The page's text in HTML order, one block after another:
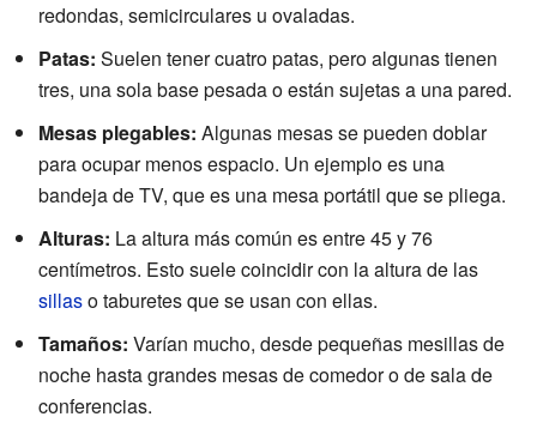
redondas, semicirculares u ovaladas.
Patas: Suelen tener cuatro patas, pero algunas tienen
tres, una sola base pesada o están sujetas a una pared.
Mesas plegables: Algunas mesas se pueden doblar
para ocupar menos espacio. Un ejemplo es una
bandeja de TV, que es una mesa portátil que se pliega.
Alturas: La altura más común es entre 45 y 76
centímetros. Esto suele coincidir con la altura de las
sillaso taburetes que se usan con ellas.
Tamaños: Varían mucho, desde pequeñas mesillas de
noche hasta grandes mesas de comedor o de sala de
conferencias.